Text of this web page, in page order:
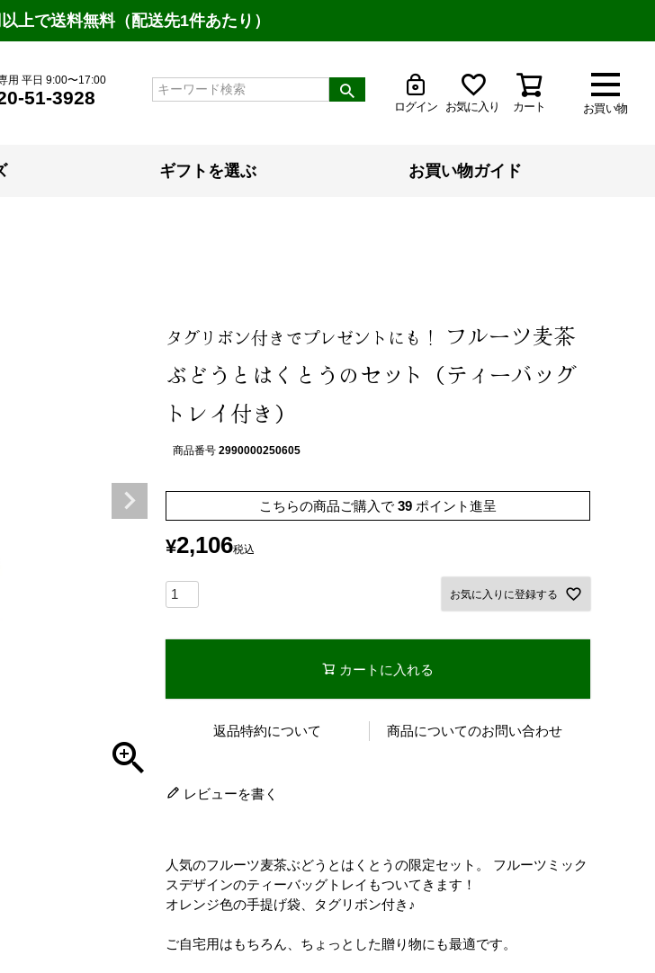
上で送料無料（配送先1件あたり）
お買い物
用 平日 9:00〜17:00
51-3928 ログイン お気に入り カート
ギフトを選ぶ お買い物ガイド
タグリボン付きでプレゼントにも！
フルーツ麦茶
ぶどうとはくとうのセット（ティーバッグ
トレイ付き）
商品番号 2990000250605
こちらの商品ご購入で 39 ポイント進呈
¥2,106税込
お気に入りに登録する
カートに入れる
返品特約について 商品についてのお問い合わせ
レビューを書く
人気のフルーツ麦茶ぶどうとはくとうの限定セット。 フルーツミック
スデザインのティーバッグトレイもついてきます！
オレンジ色の手提げ袋、タグリボン付き♪
ご自宅用はもちろん、ちょっとした贈り物にも最適です。